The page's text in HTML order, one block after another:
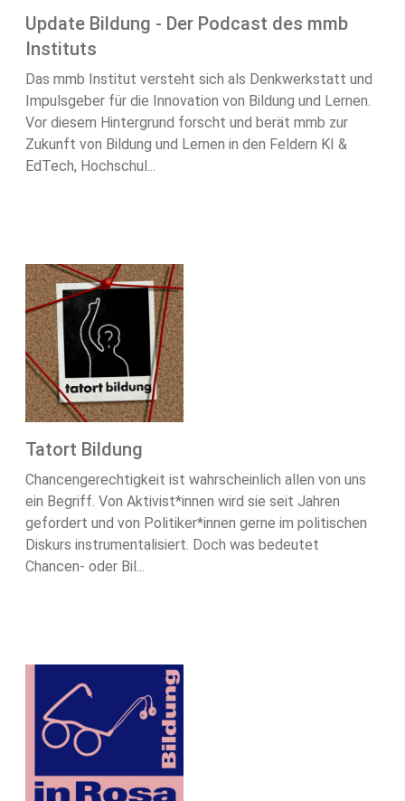
Update Bildung - Der Podcast des mmb
Instituts
Das mmb Institut versteht sich als Denkwerkstatt und
Impulsgeber für die Innovation von Bildung und Lernen.
Vor diesem Hintergrund forscht und berät mmb zur
Zukunft von Bildung und Lernen in den Feldern KI &
EdTech, Hochschul...
Tatort Bildung
Chancengerechtigkeit ist wahrscheinlich allen von uns
ein Begriff. Von Aktivist*innen wird sie seit Jahren
gefordert und von Politiker*innen gerne im politischen
Diskurs instrumentalisiert. Doch was bedeutet
Chancen- oder Bil...